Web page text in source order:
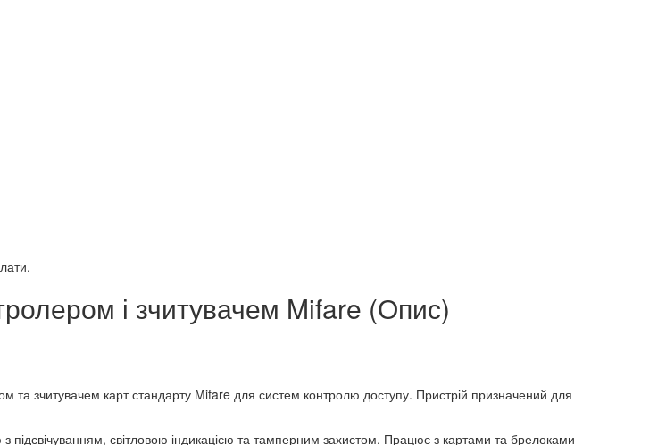
і зчитувачем Mifare (Опис)
та зчитувачем карт стандарту Mifare для систем контролю доступу. Пристрій призначений для
світловою індикацією та тамперним захистом. Працює з картами та брелоками